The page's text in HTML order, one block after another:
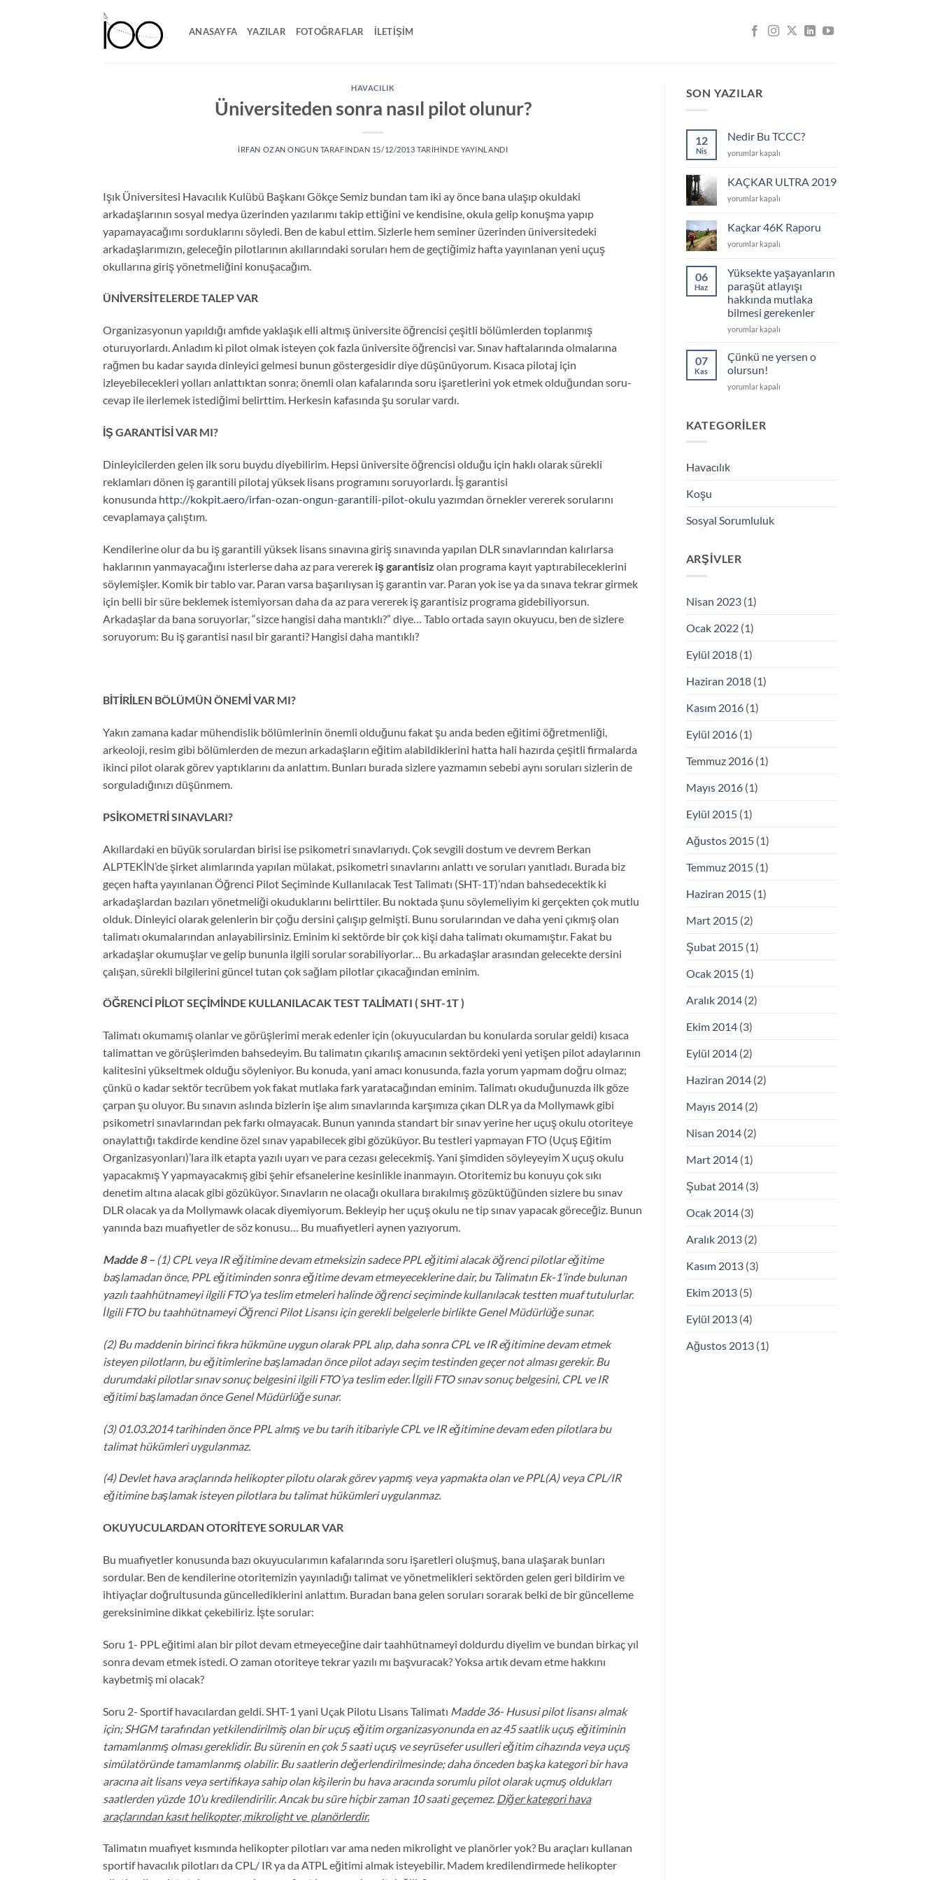
ANASAYFA YAZILAR FOTOĞRAFLAR İLETIŞIM
HAVACILIK
Üniversiteden sonra nasıl pilot olunur?
İRFAN OZAN ONGUN TARAFINDAN 15/12/2013 TARIHINDE YAYINLANDI
Işık Üniversitesi Havacılık Kulübü Başkanı Gökçe Semiz bundan tam iki ay önce bana ulaşıp okuldaki
arkadaşlarının sosyal medya üzerinden yazılarımı takip ettiğini ve kendisine, okula gelip konuşma yapıp
yapamayacağımı sorduklarını söyledi. Ben de kabul ettim. Sizlerle hem seminer üzerinden üniversitedeki
arkadaşlarımızın, geleceğin pilotlarının akıllarındaki soruları hem de geçtiğimiz hafta yayınlanan yeni uçuş
okullarına giriş yönetmeliğini konuşacağım.
ÜNİVERSİTELERDE TALEP VAR
Organizasyonun yapıldığı amfide yaklaşık elli altmış üniversite öğrencisi çeşitli bölümlerden toplanmış
oturuyorlardı. Anladım ki pilot olmak isteyen çok fazla üniversite öğrencisi var. Sınav haftalarında olmalarına
rağmen bu kadar sayıda dinleyici gelmesi bunun göstergesidir diye düşünüyorum. Kısaca pilotaj için
izleyebilecekleri yolları anlattıktan sonra; önemli olan kafalarında soru işaretlerini yok etmek olduğundan soru-
cevap ile ilerlemek istediğimi belirttim. Herkesin kafasında şu sorular vardı.
İŞ GARANTİSİ VAR MI?
Dinleyicilerden gelen ilk soru buydu diyebilirim. Hepsi üniversite öğrencisi olduğu için haklı olarak sürekli
reklamları dönen iş garantili pilotaj yüksek lisans programını soruyorlardı. İş garantisi
konusunda http://kokpit.aero/irfan-ozan-ongun-garantili-pilot-okulu yazımdan örnekler vererek sorularını
cevaplamaya çalıştım.
Kendilerine olur da bu iş garantili yüksek lisans sınavına giriş sınavında yapılan DLR sınavlarından kalırlarsa
haklarının yanmayacağını isterlerse daha az para vererek iş garantisiz olan programa kayıt yaptırabileceklerini
söylemişler. Komik bir tablo var. Paran varsa başarılıysan iş garantin var. Paran yok ise ya da sınava tekrar girmek
için belli bir süre beklemek istemiyorsan daha da az para vererek iş garantisiz programa gidebiliyorsun.
Arkadaşlar da bana soruyorlar, “sizce hangisi daha mantıklı?” diye… Tablo ortada sayın okuyucu, ben de sizlere
soruyorum: Bu iş garantisi nasıl bir garanti? Hangisi daha mantıklı?
BİTİRİLEN BÖLÜMÜN ÖNEMİ VAR MI?
Yakın zamana kadar mühendislik bölümlerinin önemli olduğunu fakat şu anda beden eğitimi öğretmenliği,
arkeoloji, resim gibi bölümlerden de mezun arkadaşların eğitim alabildiklerini hatta hali hazırda çeşitli firmalarda
ikinci pilot olarak görev yaptıklarını da anlattım. Bunları burada sizlere yazmamın sebebi aynı soruları sizlerin de
sorguladığınızı düşünmem.
PSİKOMETRİ SINAVLARI?
Akıllardaki en büyük sorulardan birisi ise psikometri sınavlarıydı. Çok sevgili dostum ve devrem Berkan
ALPTEKİN’de şirket alımlarında yapılan mülakat, psikometri sınavlarını anlattı ve soruları yanıtladı. Burada biz
geçen hafta yayınlanan Öğrenci Pilot Seçiminde Kullanılacak Test Talimatı (SHT-1T)’ndan bahsedecektik ki
arkadaşlardan bazıları yönetmeliği okuduklarını belirttiler. Bu noktada şunu söylemeliyim ki gerçekten çok mutlu
olduk. Dinleyici olarak gelenlerin bir çoğu dersini çalışıp gelmişti. Bunu sorularından ve daha yeni çıkmış olan
talimatı okumalarından anlayabilirsiniz. Eminim ki sektörde bir çok kişi daha talimatı okumamıştır. Fakat bu
arkadaşlar okumuşlar ve gelip bununla ilgili sorular sorabiliyorlar… Bu arkadaşlar arasından gelecekte dersini
çalışan, sürekli bilgilerini güncel tutan çok sağlam pilotlar çıkacağından eminim.
ÖĞRENCİ PİLOT SEÇİMİNDE KULLANILACAK TEST TALİMATI ( SHT-1T )
Talimatı okumamış olanlar ve görüşlerimi merak edenler için (okuyuculardan bu konularda sorular geldi) kısaca
talimattan ve görüşlerimden bahsedeyim. Bu talimatın çıkarılış amacının sektördeki yeni yetişen pilot adaylarının
kalitesini yükseltmek olduğu söyleniyor. Bu konuda, yani amacı konusunda, fazla yorum yapmam doğru olmaz;
çünkü o kadar sektör tecrübem yok fakat mutlaka fark yaratacağından eminim. Talimatı okuduğunuzda ilk göze
çarpan şu oluyor. Bu sınavın aslında bizlerin işe alım sınavlarında karşımıza çıkan DLR ya da Mollymawk gibi
psikometri sınavlarından pek farkı olmayacak. Bunun yanında standart bir sınav yerine her uçuş okulu otoriteye
onaylattığı takdirde kendine özel sınav yapabilecek gibi gözüküyor. Bu testleri yapmayan FTO (Uçuş Eğitim
Organizasyonları)’lara ilk etapta yazılı uyarı ve para cezası gelecekmiş. Yani şimdiden söyleyeyim X uçuş okulu
yapacakmış Y yapmayacakmış gibi şehir efsanelerine kesinlikle inanmayın. Otoritemiz bu konuyu çok sıkı
denetim altına alacak gibi gözüküyor. Sınavların ne olacağı okullara bırakılmış gözüktüğünden sizlere bu sınav
DLR olacak ya da Mollymawk olacak diyemiyorum. Bekleyip her uçuş okulu ne tip sınav yapacak göreceğiz. Bunun
yanında bazı muafiyetler de söz konusu… Bu muafiyetleri aynen yazıyorum.
Madde 8 – (1) CPL veya IR eğitimine devam etmeksizin sadece PPL eğitimi alacak öğrenci pilotlar eğitime
başlamadan önce, PPL eğitiminden sonra eğitime devam etmeyeceklerine dair, bu Talimatın Ek-1’inde bulunan
yazılı taahhütnameyi ilgili FTO’ya teslim etmeleri halinde öğrenci seçiminde kullanılacak testten muaf tutulurlar.
İlgili FTO bu taahhütnameyi Öğrenci Pilot Lisansı için gerekli belgelerle birlikte Genel Müdürlüğe sunar.
(2) Bu maddenin birinci fıkra hükmüne uygun olarak PPL alıp, daha sonra CPL ve IR eğitimine devam etmek
isteyen pilotların, bu eğitimlerine başlamadan önce pilot adayı seçim testinden geçer not alması gerekir. Bu
durumdaki pilotlar sınav sonuç belgesini ilgili FTO’ya teslim eder. İlgili FTO sınav sonuç belgesini, CPL ve IR
eğitimi başlamadan önce Genel Müdürlüğe sunar.
(3) 01.03.2014 tarihinden önce PPL almış ve bu tarih itibariyle CPL ve IR eğitimine devam eden pilotlara bu
talimat hükümleri uygulanmaz.
(4) Devlet hava araçlarında helikopter pilotu olarak görev yapmış veya yapmakta olan ve PPL(A) veya CPL/IR
eğitimine başlamak isteyen pilotlara bu talimat hükümleri uygulanmaz.
OKUYUCULARDAN OTORİTEYE SORULAR VAR
Bu muafiyetler konusunda bazı okuyucularımın kafalarında soru işaretleri oluşmuş, bana ulaşarak bunları
sordular. Ben de kendilerine otoritemizin yayınladığı talimat ve yönetmelikleri sektörden gelen geri bildirim ve
ihtiyaçlar doğrultusunda güncellediklerini anlattım. Buradan bana gelen soruları sorarak belki de bir güncelleme
gereksinimine dikkat çekebiliriz. İşte sorular:
Soru 1- PPL eğitimi alan bir pilot devam etmeyeceğine dair taahhütnameyi doldurdu diyelim ve bundan birkaç yıl
sonra devam etmek istedi. O zaman otoriteye tekrar yazılı mı başvuracak? Yoksa artık devam etme hakkını
kaybetmiş mi olacak?
Soru 2- Sportif havacılardan geldi. SHT-1 yani Uçak Pilotu Lisans Talimatı Madde 36- Hususi pilot lisansı almak
için; SHGM tarafından yetkilendirilmiş olan bir uçuş eğitim organizasyonunda en az 45 saatlik uçuş eğitiminin
tamamlanmış olması gereklidir. Bu sürenin en çok 5 saati uçuş ve seyrüsefer usulleri eğitim cihazında veya uçuş
simülatöründe tamamlanmış olabilir. Bu saatlerin değerlendirilmesinde; daha önceden başka kategori bir hava
aracına ait lisans veya sertifikaya sahip olan kişilerin bu hava aracında sorumlu pilot olarak uçmuş oldukları
saatlerden yüzde 10’u kredilendirilir. Ancak bu süre hiçbir zaman 10 saati geçemez. Diğer kategori hava
araçlarından kasıt helikopter, mikrolight ve planörlerdir.
Talimatın muafiyet kısmında helikopter pilotları var ama neden mikrolight ve planörler yok? Bu araçları kullanan
sportif havacılık pilotları da CPL/ IR ya da ATPL eğitimi almak isteyebilir. Madem kredilendirmede helikopter
SON YAZILAR
12
Nis
Nedir Bu TCCC?
Nedir
için
yorumlar kapalı
KAÇKAR ULTRA 2019
KAÇKAR
için
yorumlar kapalı
Kaçkar 46K Raporu
Kaçkar
için
yorumlar kapalı
06
Haz
Yüksekte yaşayanların
paraşüt atlayışı
hakkında mutlaka
bilmesi gerekenler
Yüksekte
paraşüt
atlayışı
hakkında
mutlaka
için
yorumlar kapalı
07
Kas
Çünkü ne yersen o
olursun!
Çünkü
o
yorumlar kapalı
KATEGORILER
Havacılık
Koşu
Sosyal Sorumluluk
ARŞIVLER
Nisan 2023(1)
Ocak 2022(1)
Eylül 2018(1)
Haziran 2018(1)
Kasım 2016(1)
Eylül 2016(1)
Temmuz 2016(1)
Mayıs 2016(1)
Eylül 2015(1)
Ağustos 2015(1)
Temmuz 2015(1)
Haziran 2015(1)
Mart 2015(2)
Şubat 2015(1)
Ocak 2015(1)
Aralık 2014(2)
Ekim 2014(3)
Eylül 2014(2)
Haziran 2014(2)
Mayıs 2014(2)
Nisan 2014(2)
Mart 2014(1)
Şubat 2014(3)
Ocak 2014(3)
Aralık 2013(2)
Kasım 2013(3)
Ekim 2013(5)
Eylül 2013(4)
Ağustos 2013(1)